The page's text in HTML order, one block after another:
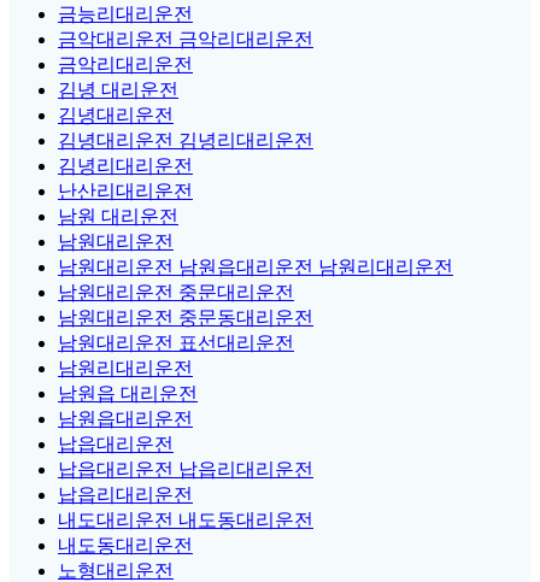
금능리대리운전
금악대리운전 금악리대리운전
금악리대리운전
김녕 대리운전
김녕대리운전
김녕대리운전 김녕리대리운전
김녕리대리운전
난산리대리운전
남원 대리운전
남원대리운전
남원대리운전 남원읍대리운전 남원리대리운전
남원대리운전 중문대리운전
남원대리운전 중문동대리운전
남원대리운전 표선대리운전
남원리대리운전
남원읍 대리운전
남원읍대리운전
납읍대리운전
납읍대리운전 납읍리대리운전
납읍리대리운전
내도대리운전 내도동대리운전
내도동대리운전
노형대리운전